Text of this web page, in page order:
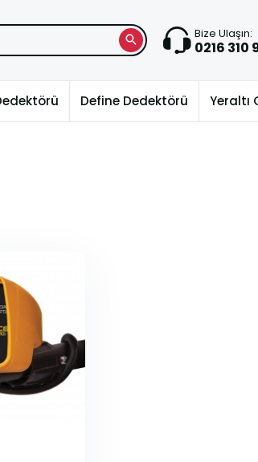
Bize Ulaşın:
0216 310
Define Dedektörü Yeraltı